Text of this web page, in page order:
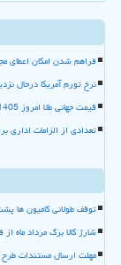
فراهم شدن امکان اعطای
نرخ تورم آمریکا درحال نزدیک
قیمت جهانی طلا امروز 1405، 3، 5
تعدادی از الزامات اداری
توقف طولانی کامیون ها
شارژ کالا برگ مرداد ماه
مهلت ارسال مستندات طرح ملی یاوران